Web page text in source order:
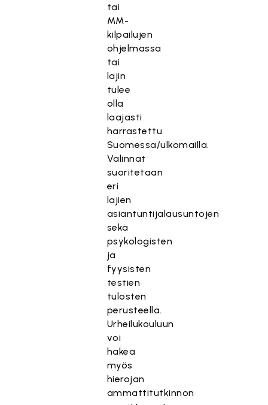
tai
MM-
kilpailujen
ohjelmassa
tai
lajin
tulee
olla
laajasti
harrastettu
Suomessa/ulkomailla.
Valinnat
suoritetaan
eri
lajien
asiantuntijalausuntojen
sekä
psykologisten
ja
fyysisten
testien
tulosten
perusteella.
Urheilukouluun
voi
hakea
myös
hierojan
ammattitutkinnon